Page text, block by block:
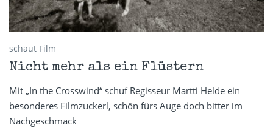
schaut Film
Nicht mehr als ein Flüstern
Mit „In the Crosswind“ schuf Regisseur Martti Helde ein
besonderes Filmzuckerl, schön fürs Auge doch bitter im
Nachgeschmack